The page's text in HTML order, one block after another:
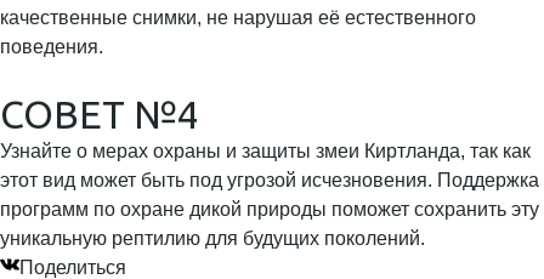
качественные снимки, не нарушая её естественного
поведения.
СОВЕТ №4
Узнайте о мерах охраны и защиты змеи Киртланда, так как
этот вид может быть под угрозой исчезновения. Поддержка
программ по охране дикой природы поможет сохранить эту
уникальную рептилию для будущих поколений.
Поделиться